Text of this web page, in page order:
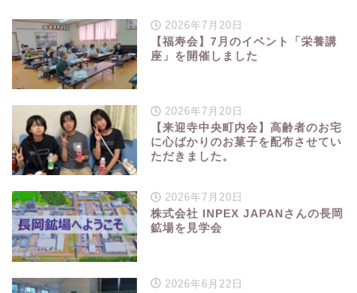
2026年7月20日
【福寿会】7月のイベント「栄養講
座」を開催しました
2026年7月20日
【来迎寺中央町内会】高齢者のお宅
に心ばかりのお菓子を配布させてい
ただきました。
2026年7月20日
株式会社 INPEX JAPANさんの長岡
鉱場を見学会
2026年6月22日